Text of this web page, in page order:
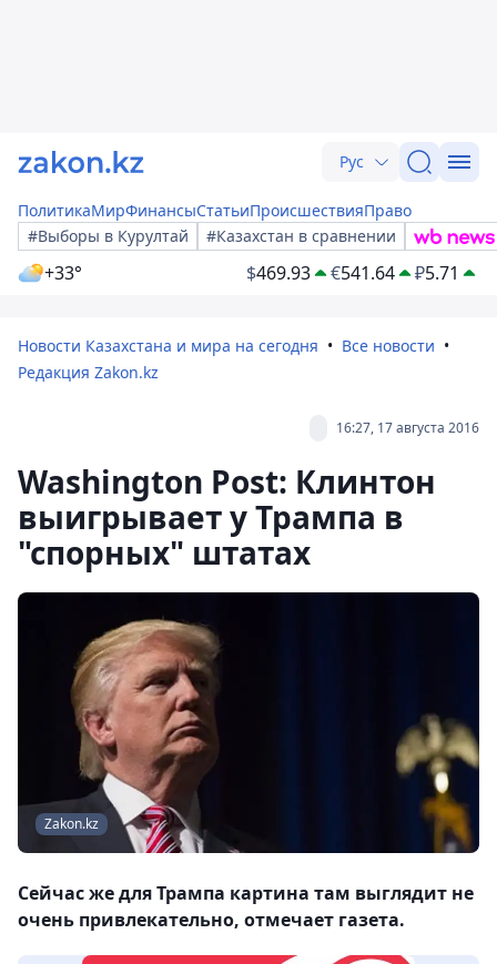
Рус
ПолитикаМирФинансыСтатьиПроисшествияПраво
#Выборы в Курултай
#Казахстан в сравнении
+33° $469.93 €541.64 ₽5.71
Новости Казахстана и мира на сегодня
Все новости
Редакция Zakon.kz
16:27, 17 августа 2016
Washington Post: Клинтон
выигрывает у Трампа в
"спорных" штатах
Zakon.kz
Сейчас же для Трампа картина там выглядит не
очень привлекательно, отмечает газета.